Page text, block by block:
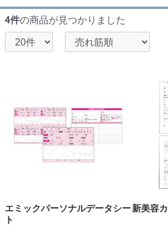
4件の商品が見つかりました
エミックパーソナルデータシー
ト
新美容